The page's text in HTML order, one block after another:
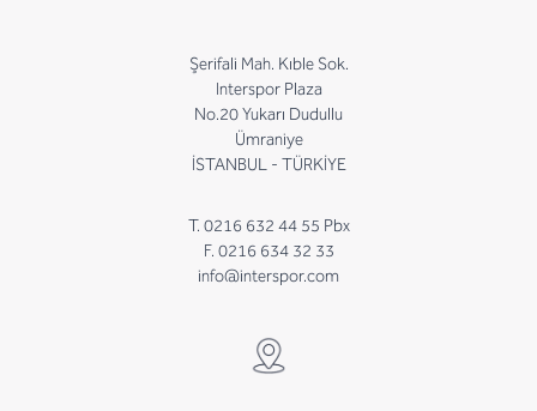
Şerifali Mah. Kıble Sok.
Interspor Plaza
No.20 Yukarı Dudullu
Ümraniye
İSTANBUL - TÜRKİYE
T. 0216 632 44 55 Pbx
F. 0216 634 32 33
info@interspor.com